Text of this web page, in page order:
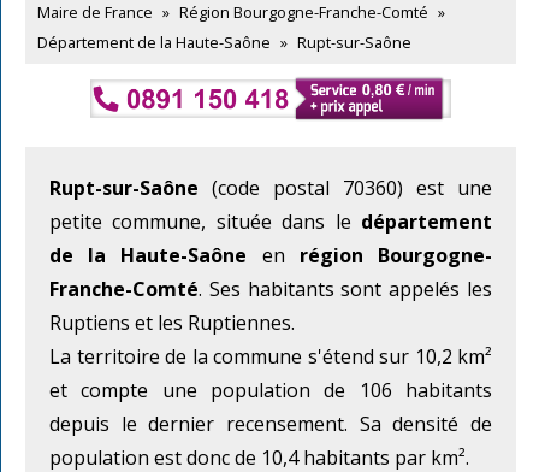
Maire de France » Région Bourgogne-Franche-Comté »
Département de la Haute-Saône » Rupt-sur-Saône
Rupt-sur-Saône (code postal 70360) est une
petite commune, située dans le département
de la Haute-Saône en région Bourgogne-
Franche-Comté. Ses habitants sont appelés les
Ruptiens et les Ruptiennes.
La territoire de la commune s'étend sur 10,2 km²
et compte une population de 106 habitants
depuis le dernier recensement. Sa densité de
population est donc de 10,4 habitants par km².